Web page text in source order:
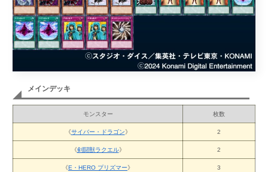
メインデッキ
モンスター 枚数
《サイバー・ドラゴン》 2
《剣闘獣ラクエル》 2
《E・HERO プリズマー》 3